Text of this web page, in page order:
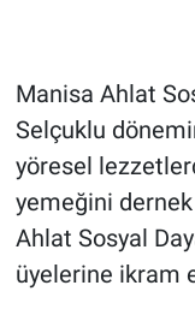
Manisa Ahlat
Selçuklu
yöresel
yemeğini
Ahlat Sosyal
üyelerine ikram